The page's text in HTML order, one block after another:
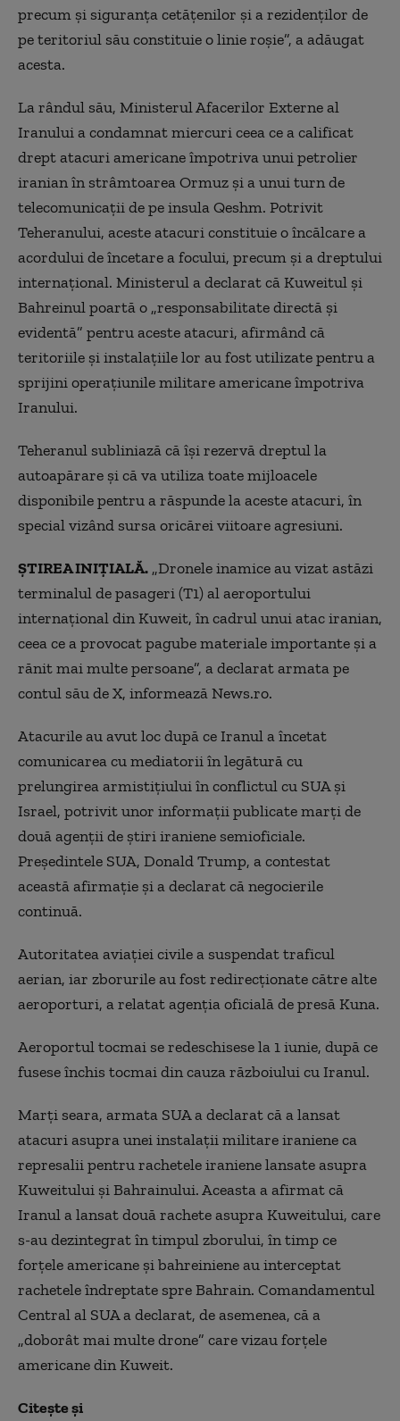
precum şi siguranţa cetăţenilor şi a rezidenţilor de
pe teritoriul său constituie o linie roşie”, a adăugat
acesta.
La rândul său, Ministerul Afacerilor Externe al
Iranului a condamnat miercuri ceea ce a calificat
drept atacuri americane împotriva unui petrolier
iranian în strâmtoarea Ormuz şi a unui turn de
telecomunicaţii de pe insula Qeshm. Potrivit
Teheranului, aceste atacuri constituie o încălcare a
acordului de încetare a focului, precum şi a dreptului
internaţional. Ministerul a declarat că Kuweitul şi
Bahreinul poartă o „responsabilitate directă şi
evidentă” pentru aceste atacuri, afirmând că
teritoriile şi instalaţiile lor au fost utilizate pentru a
sprijini operaţiunile militare americane împotriva
Iranului.
Teheranul subliniază că îşi rezervă dreptul la
autoapărare şi că va utiliza toate mijloacele
disponibile pentru a răspunde la aceste atacuri, în
special vizând sursa oricărei viitoare agresiuni.
ȘTIREA INIȚIALĂ. „Dronele inamice au vizat astăzi
terminalul de pasageri (T1) al aeroportului
internaţional din Kuweit, în cadrul unui atac iranian,
ceea ce a provocat pagube materiale importante şi a
rănit mai multe persoane”, a declarat armata pe
contul său de X, informează News.ro.
Atacurile au avut loc după ce Iranul a încetat
comunicarea cu mediatorii în legătură cu
prelungirea armistițiului în conflictul cu SUA și
Israel, potrivit unor informații publicate marți de
două agenții de știri iraniene semioficiale.
Președintele SUA, Donald Trump, a contestat
această afirmație și a declarat că negocierile
continuă.
Autoritatea aviaţiei civile a suspendat traficul
aerian, iar zborurile au fost redirecţionate către alte
aeroporturi, a relatat agenţia oficială de presă Kuna.
Aeroportul tocmai se redeschisese la 1 iunie, după ce
fusese închis tocmai din cauza războiului cu Iranul.
Marți seara, armata SUA a declarat că a lansat
atacuri asupra unei instalații militare iraniene ca
represalii pentru rachetele iraniene lansate asupra
Kuweitului și Bahrainului. Aceasta a afirmat că
Iranul a lansat două rachete asupra Kuweitului, care
s-au dezintegrat în timpul zborului, în timp ce
forțele americane și bahreiniene au interceptat
rachetele îndreptate spre Bahrain. Comandamentul
Central al SUA a declarat, de asemenea, că a
„doborât mai multe drone” care vizau forțele
americane din Kuweit.
Citește și